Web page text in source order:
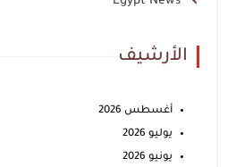
الأرشيف
أغسطس 2026
يوليو 2026
يونيو 2026